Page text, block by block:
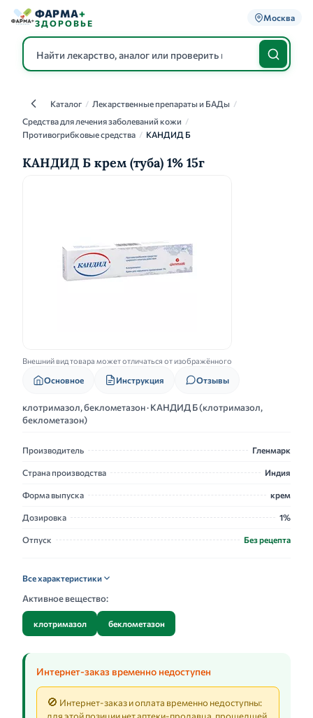
ФАРМА+
ЗДОРОВЬЕ
Москва
КаталогКаталог / Лекарственные препараты и БАДы /
Средства для лечения заболеваний кожи /
Противогрибковые средства / КАНДИД Б
КАНДИД Б крем (туба) 1% 15г
Внешний вид товара может отличаться от изображённого
Основное Инструкция Отзывы
клотримазол, беклометазон · КАНДИД Б (клотримазол,
беклометазон)
Производитель Гленмарк
Страна производства Индия
Форма выпуска крем
Дозировка 1%
Отпуск Без рецепта
Все характеристики
Активное вещество:
клотримазол беклометазон
Интернет-заказ временно недоступен
🚫 Интернет-заказ и оплата временно недоступны: